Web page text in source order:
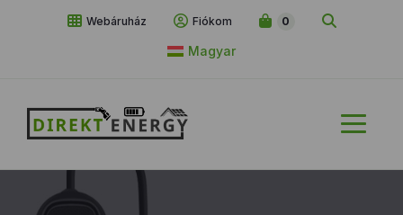
Webáruház Fiókom 0
Magyar